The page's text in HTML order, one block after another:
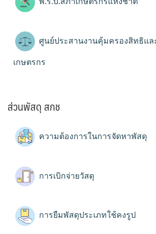
ศูนย์ประสานงานคุ้มครองสิทธิแล
เกษตรกร
ส่วนพัสดุ สกช
ความต้องการในการจัดหาพัสดุ
การเบิกจ่ายวัสดุ
การยืมพัสดุประเภทใช้คงรูป